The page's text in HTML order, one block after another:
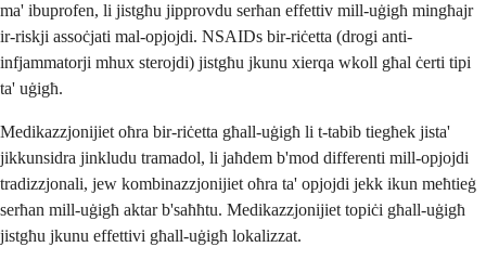
ma' ibuprofen, li jistgħu jipprovdu serħan effettiv mill-uġigħ mingħajr
ir-riskji assoċjati mal-opjojdi. NSAIDs bir-riċetta (drogi anti-
infjammatorji mhux sterojdi) jistgħu jkunu xierqa wkoll għal ċerti tipi
ta' uġigħ.
Medikazzjonijiet oħra bir-riċetta għall-uġigħ li t-tabib tiegħek jista'
jikkunsidra jinkludu tramadol, li jaħdem b'mod differenti mill-opjojdi
tradizzjonali, jew kombinazzjonijiet oħra ta' opjojdi jekk ikun meħtieġ
serħan mill-uġigħ aktar b'saħħtu. Medikazzjonijiet topiċi għall-uġigħ
jistgħu jkunu effettivi għall-uġigħ lokalizzat.